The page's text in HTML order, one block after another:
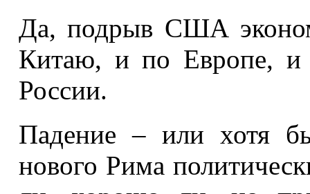
Да, подрыв США
Китаю, и по Европе, и
России.
Падение – или хотя
нового Рима